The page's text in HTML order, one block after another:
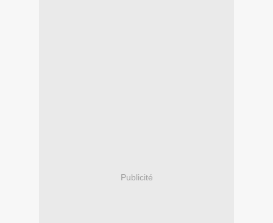
Publicité